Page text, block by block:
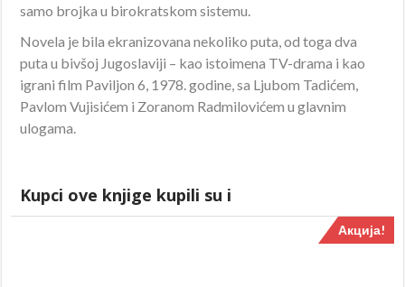
samo brojka u birokratskom sistemu.
Novela je bila ekranizovana nekoliko puta, od toga dva
puta u bivšoj Jugoslaviji – kao istoimena TV-drama i kao
igrani film Paviljon 6, 1978. godine, sa Ljubom Tadićem,
Pavlom Vujisićem i Zoranom Radmilovićem u glavnim
ulogama.
Kupci ove knjige kupili su i
Акција!